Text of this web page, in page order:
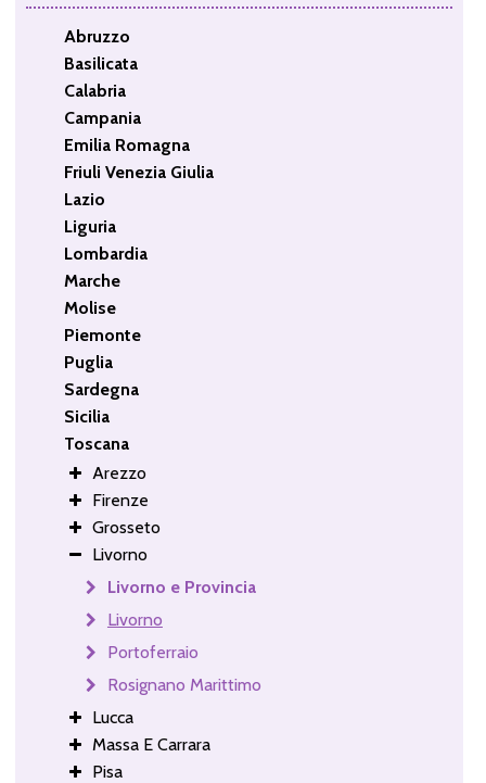
Abruzzo
Basilicata
Calabria
Campania
Emilia Romagna
Friuli Venezia Giulia
Lazio
Liguria
Lombardia
Marche
Molise
Piemonte
Puglia
Sardegna
Sicilia
Toscana
Arezzo
Firenze
Grosseto
Livorno
Livorno e Provincia
Livorno
Portoferraio
Rosignano Marittimo
Lucca
Massa E Carrara
Pisa